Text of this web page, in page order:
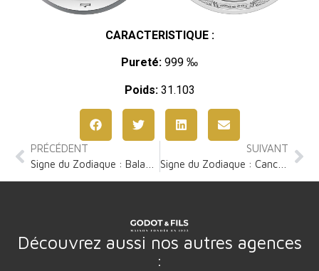
CARACTERISTIQUE :
Pureté: 999 ‰
Poids:31.103
PRÉCÉDENT
SUIVANT
Signe du Zodiaque : Cancer 1 Once Argent
Découvrez aussi nos autres agences
: